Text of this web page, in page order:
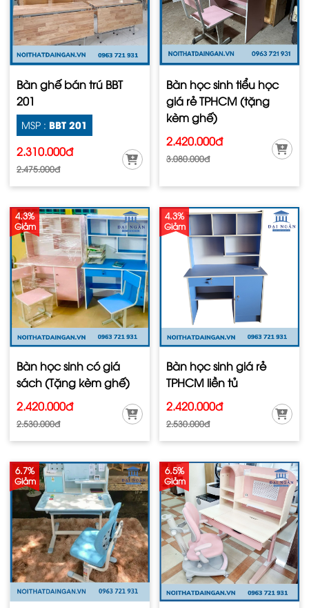
Bàn ghế bán trú BBT
201
MSP : BBT 201
2.310.000đ
2.475.000đ
Bàn học sinh tiểu học
giá rẻ TPHCM (tặng
kèm ghế)
2.420.000đ
3.080.000đ
4.3%
Giảm
Bàn học sinh có giá
sách (Tặng kèm ghế)
2.420.000đ
2.530.000đ
4.3%
Giảm
Bàn học sinh giá rẻ
TPHCM liền tủ
2.420.000đ
2.530.000đ
6.7%
Giảm
6.5%
Giảm